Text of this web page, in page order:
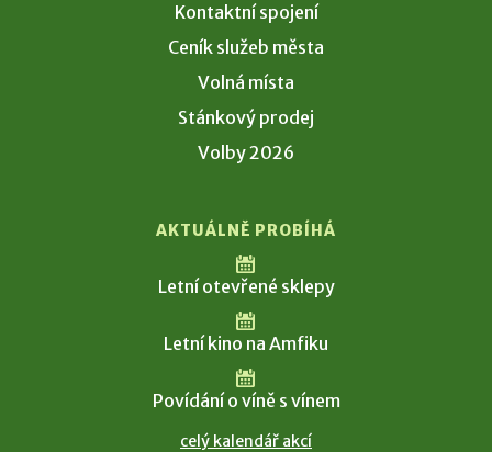
Kontaktní spojení
Ceník služeb města
Volná místa
Stánkový prodej
Volby 2026
AKTUÁLNĚ PROBÍHÁ
Letní otevřené sklepy
Letní kino na Amfiku
Povídání o víně s vínem
celý kalendář akcí